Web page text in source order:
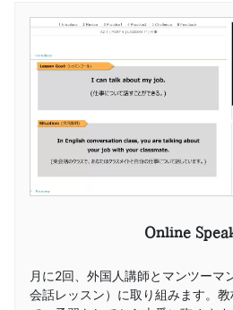
Online
月に2回、外国人講師とマンツー
会話レッスン）に取り組みます。